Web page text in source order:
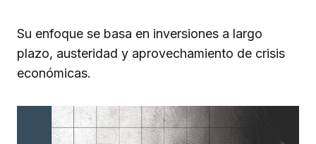
Su enfoque se basa en inversiones a largo
plazo, austeridad y aprovechamiento de crisis
económicas.